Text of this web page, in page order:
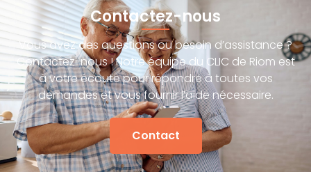
Contactez-nous
Vous avez des questions ou besoin d’assistance ?
Contactez-nous ! Notre équipe du CLIC de Riom est
à votre écoute pour répondre à toutes vos
demandes et vous fournir l’aide nécessaire.
Contact